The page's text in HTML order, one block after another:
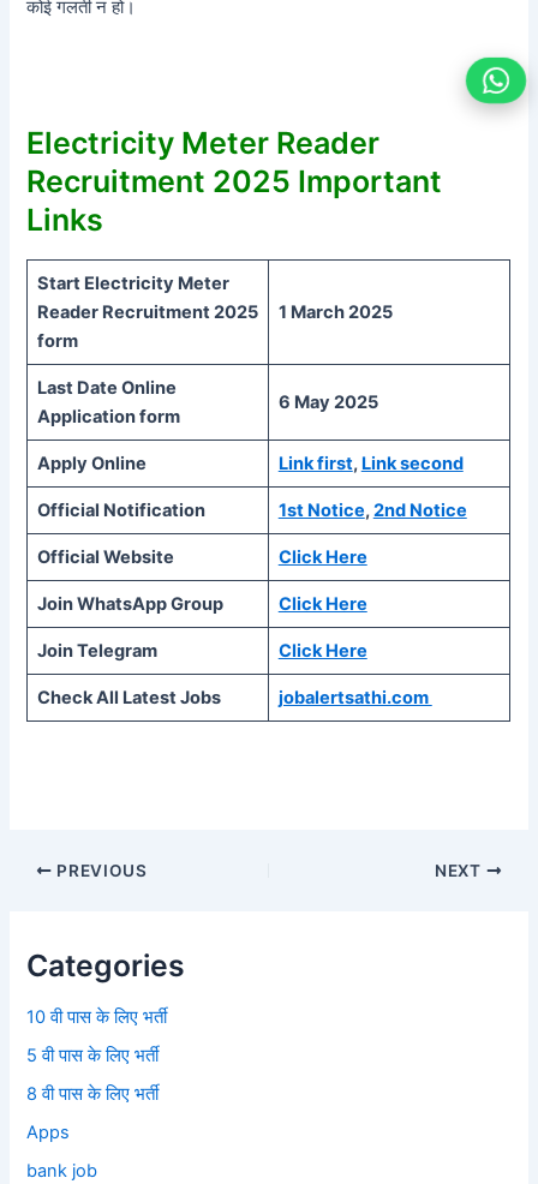
कोई गलती न हो।
Electricity Meter Reader
Recruitment 2025 Important
Links
Start Electricity Meter
Reader Recruitment 2025
form
1 March 2025
Last Date Online
Application form
6 May 2025
Apply Online Link first, Link second
Official Notification 1st Notice,2nd Notice
Official Website Click Here
Join WhatsApp Group Click Here
Join Telegram Click Here
Check All Latest Jobs jobalertsathi.com
PREVIOUS NEXT
Categories
10 वी पास के लिए भर्ती
5 वी पास के लिए भर्ती
8 वी पास के लिए भर्ती
Apps
bank job